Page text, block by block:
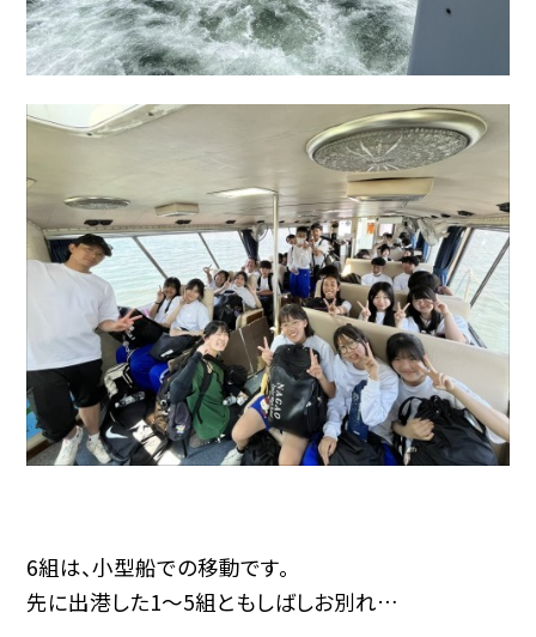
6組は、小型船での移動です。
先に出港した1〜5組ともしばしお別れ…